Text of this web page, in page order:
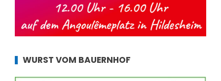
WURST VOM BAUERNHOF